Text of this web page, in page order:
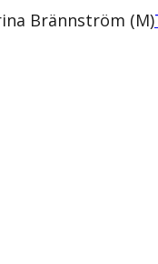
Brännström (M)